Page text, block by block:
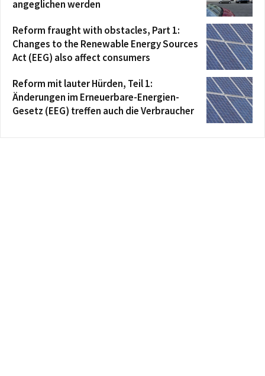
angeglichen werden
Reform fraught with obstacles, Part 1:
Changes to the Renewable Energy Sources
Act (EEG) also affect consumers
Reform mit lauter Hürden, Teil 1:
Änderungen im Erneuerbare-Energien-
Gesetz (EEG) treffen auch die Verbraucher